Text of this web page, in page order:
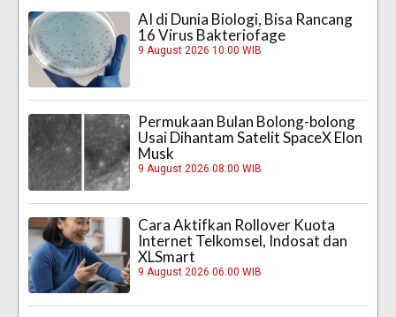
AI di Dunia Biologi, Bisa Rancang
16 Virus Bakteriofage
9 August 2026 10:00 WIB
Permukaan Bulan Bolong-bolong
Usai Dihantam Satelit SpaceX Elon
Musk
9 August 2026 08:00 WIB
Cara Aktifkan Rollover Kuota
Internet Telkomsel, Indosat dan
XLSmart
9 August 2026 06:00 WIB